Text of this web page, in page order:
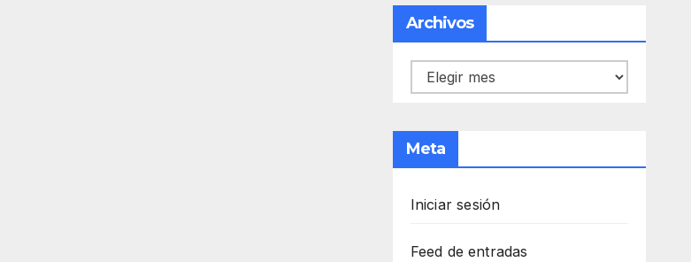
Archivos
Archivos
Meta
Iniciar sesión
Feed de entradas